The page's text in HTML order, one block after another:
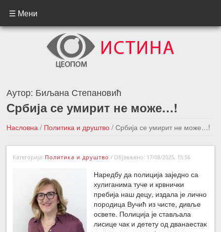
☰ Мени
Аутор: Биљана Степановић
Србија се умирит не може…!
Насловна / Политика и друштво / Србија се умирит не може…!
←Претходна вест
Следећа вест →
Категорија: Политика и друштво / Објављено: 17/08/2025, 15:56
Наредбу да полиција заједно са
хулиганима туче и крвнички
пребија наш децу, издала је лично
породица Вучић из чисте, дивље
освете. Полиција је стављала
лисице чак и детету од дванаестак